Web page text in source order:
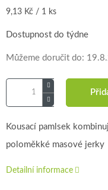
Měrná
9,13 Kč / 1 ks
Dostupnost do týdne
Můžeme doručit do:
Kousací pamlsek
poloměkké masové jerky
Detailní informace